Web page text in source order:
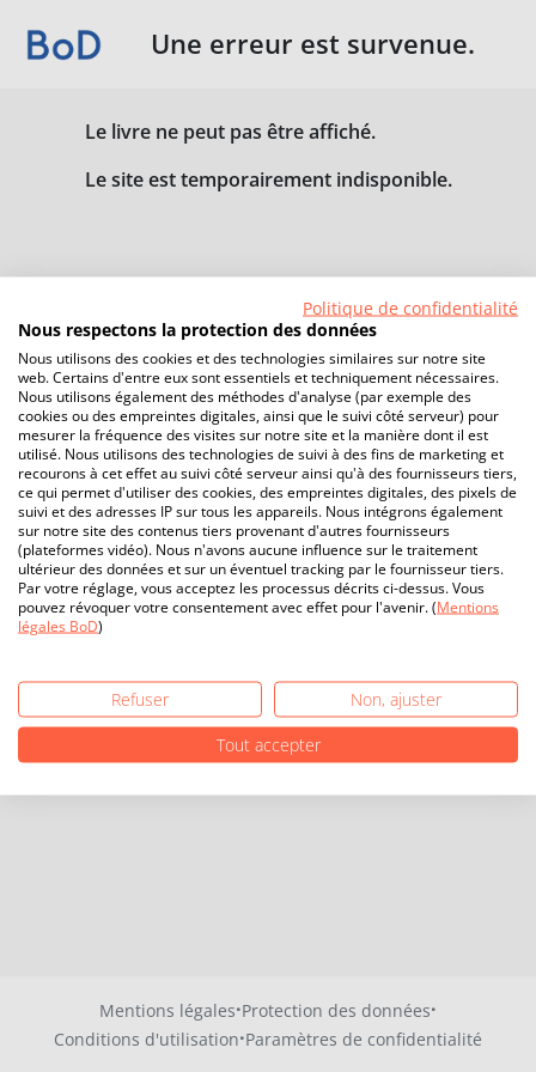
Une erreur est survenue.
Le livre ne peut pas être affiché.
Le site est temporairement indisponible.
Mentions légales·Protection des données·
Conditions d'utilisation·Paramètres de confidentialité
Politique de confidentialité
Nous respectons la protection des données
Nous utilisons des cookies et des technologies similaires sur notre site
web. Certains d'entre eux sont essentiels et techniquement nécessaires.
Nous utilisons également des méthodes d'analyse (par exemple des
cookies ou des empreintes digitales, ainsi que le suivi côté serveur) pour
mesurer la fréquence des visites sur notre site et la manière dont il est
utilisé. Nous utilisons des technologies de suivi à des fins de marketing et
recourons à cet effet au suivi côté serveur ainsi qu'à des fournisseurs tiers,
ce qui permet d'utiliser des cookies, des empreintes digitales, des pixels de
suivi et des adresses IP sur tous les appareils. Nous intégrons également
sur notre site des contenus tiers provenant d'autres fournisseurs
(plateformes vidéo). Nous n'avons aucune influence sur le traitement
ultérieur des données et sur un éventuel tracking par le fournisseur tiers.
Par votre réglage, vous acceptez les processus décrits ci-dessus. Vous
pouvez révoquer votre consentement avec effet pour l'avenir. (Mentions
légales BoD)
Refuser
Non, ajuster
Tout accepter